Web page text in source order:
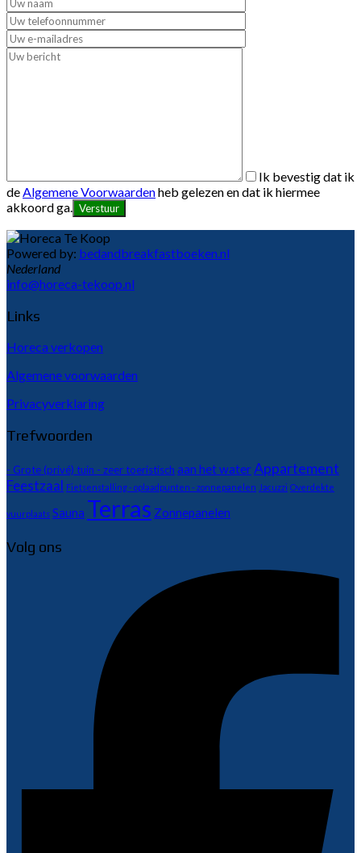
Ik bevestig dat ik
deAlgemene Voorwaardenheb gelezen en dat ik hiermee
akkoord ga.
Powered by: bedandbreakfastboeken.nl
Nederland
info@horeca-tekoop.nl
Links
Horeca verkopen
Algemene voorwaarden
Privacyverklaring
Trefwoorden
- Grote (privé) tuin - zeer toeristisch aan het waterAppartement
Feestzaal Fietsenstalling - oplaadpunten - zonnepanelen Jacuzzi Overdekte
vuurplaats Sauna Terras Zonnepanelen
Volg ons